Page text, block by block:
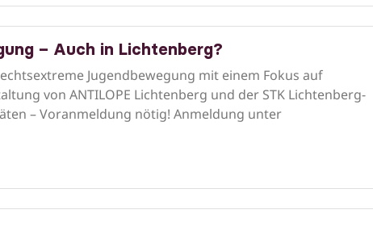
– Auch in Lichtenberg?
Jugendbewegung mit einem Fokus auf
von ANTILOPE Lichtenberg und der STK Lichtenberg-
– Voranmeldung nötig! Anmeldung unter